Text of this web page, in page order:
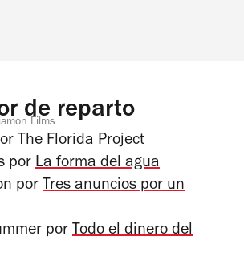
de reparto
Films
The Florida Project
por La forma del agua
por Tres anuncios por un
por Todo el dinero del